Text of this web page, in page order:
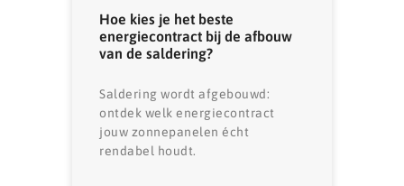
Hoe kies je het beste
energiecontract bij de afbouw
van de saldering?
Saldering wordt afgebouwd:
ontdek welk energiecontract
jouw zonnepanelen écht
rendabel houdt.